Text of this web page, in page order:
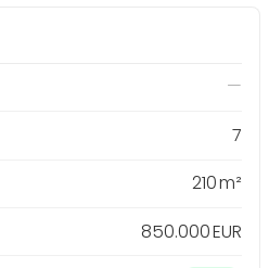
7
210 m²
850.000 EUR